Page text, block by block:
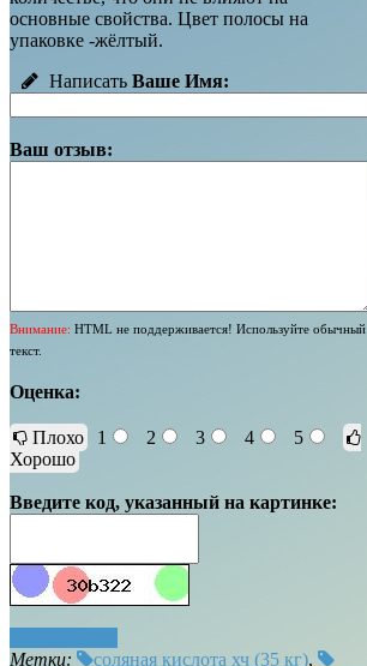
основные свойства. Цвет полосы на
упаковке -жёлтый.
Написать Ваше Имя:
Ваш отзыв:
Внимание: HTML не поддерживается! Используйте обычный
текст.
Оценка:
Плохо 1 2 3 4
5
Хорошо
Введите код, указанный на картинке:
Метки:
соляная кислота хч (35 кг),